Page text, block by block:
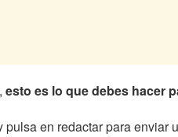
esto es lo que debes hacer
pulsa en redactar para enviar